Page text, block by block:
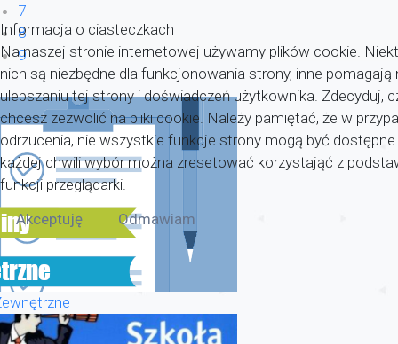
7
8
9
Informacja o ciasteczkach
Na naszej stronie internetowej używamy plików cookie.
nich są niezbędne dla funkcjonowania strony, inne pomagają
ulepszaniu tej strony i doświadczeń użytkownika. Zdecyduj,
chcesz zezwolić na pliki cookie. Należy pamiętać, że w
odrzucenia, nie wszystkie funkcje strony mogą być
każdej chwili wybór można zresetować korzystająć z
funkcji przeglądarki.
Akceptuję
Odmawiam